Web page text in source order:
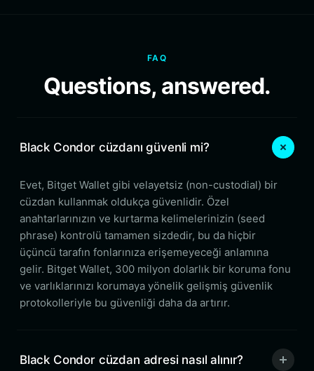
FAQ
Questions, answered.
Black Condor cüzdanı güvenli mi?
Evet, Bitget Wallet gibi velayetsiz (non-custodial) bir
cüzdan kullanmak oldukça güvenlidir. Özel
anahtarlarınızın ve kurtarma kelimelerinizin (seed
phrase) kontrolü tamamen sizdedir, bu da hiçbir
üçüncü tarafın fonlarınıza erişemeyeceği anlamına
gelir. Bitget Wallet, 300 milyon dolarlık bir koruma fonu
ve varlıklarınızı korumaya yönelik gelişmiş güvenlik
protokolleriyle bu güvenliği daha da artırır.
Black Condor cüzdan adresi nasıl alınır?